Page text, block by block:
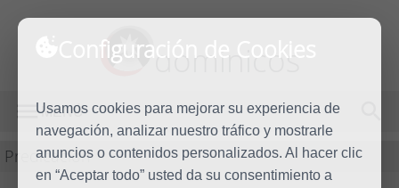
Configuración de Cookies
Usamos cookies para mejorar su experiencia de
navegación, analizar nuestro tráfico y mostrarle
anuncios o contenidos personalizados. Al hacer clic
en “Aceptar todo” usted da su consentimiento a
dominicos
MENÚ
Predicación